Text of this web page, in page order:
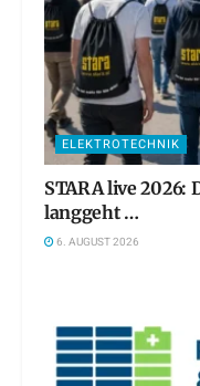
ELEKTROTECHNIK
STARA live 2026:
langgeht …
6. AUGUST 2026